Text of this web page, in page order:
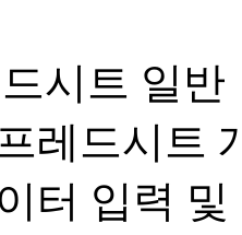
시트 일반
레드시트
터 입력